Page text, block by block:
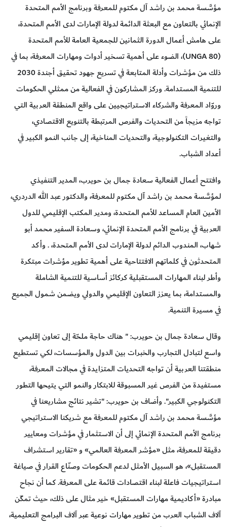
مؤسَّسة محمد بن راشد آل مكتوم للمعرفة وبرنامج الأمم المتحدة
الإنمائي بالتعاون مع البعثة الدائمة لدولة الإمارات لدى الأمم المتحدة،
على هامش أعمال الدورة الثمانين للجمعية العامة للأمم المتحدة
(UNGA 80)، الضوء على أهمية تسخير أدوات ومهارات المعرفة، بما في
ذلك من مؤشرات وأدلة المتابعة في تسريع جهود تحقيق أجندة 2030
للتنمية المستدامة. وركز المشاركون في الفعالية من ممثلي الحكومات
وروّاد المعرفة والشركاء الاستراتيجيين على واقع المنطقة العربية التي
تواجه مزيجاً من التحديات والفرص المرتبطة بالتنويع الاقتصادي،
والتغيرات التكنولوجية، والتحديات المناخية، إلى جانب النمو الكبير في
أعداد الشباب.
وافتتح أعمال الفعالية سعادة جمال بن حويرب، المدير التنفيذي
لمؤسَّسة محمد بن راشد آل مكتوم للمعرفة، والدكتور عبد الله الدردري،
الأمين العام المساعد للأمم المتحدة، ومدير المكتب الإقليمي للدول
العربية في برنامج الأمم المتحدة الإنمائي، وسعادة السفير محمد أبو
شهاب، المندوب الدائم لدولة الإمارات لدى الأمم المتحدة، . وأكد
المتحدثون في كلماتهم الافتتاحية على أهمية تطوير مؤشرات مبتكرة
وأطر لبناء المهارات المستقبلية كركائز أساسية للتنمية الشاملة
والمستدامة، بما يعزز التعاون الإقليمي والدولي ويضمن شمول الجميع
في مسيرة التنمية.
وقال سعادة جمال بن حويرب: " هناك حاجة ملحّة إلى تعاون إقليمي
واسع لتبادل التجارب والخبرات بين الدول والمؤسسات، لكي تستطيع
منطقتنا العربية أن تواجه التحديات المتزايدة في مجالات المعرفة،
مستفيدة من الفرص غير المسبوقة للابتكار والنمو التي يتيحها التطور
التكنولوجي الكبير". وأضاف بن حويرب: "تشير نتائج مشاريعنا في
مؤسَّسة محمد بن راشد آل مكتوم للمعرفة مع شريكنا الاستراتيجي
برنامج الأمم المتحدة الإنمائي إلى أن الاستثمار في مؤشرات ومعايير
دقيقة للمعرفة، مثل «مؤشر المعرفة العالمي» و «تقارير استشراف
المستقبل»، هو السبيل الأمثل لدعم الحكومات وصنّاع القرار في صياغة
استراتيجيات فاعلة لبناء اقتصادات قائمة على المعرفة. كما أن نجاح
مبادرة «أكاديمية مهارات المستقبل» خير مثال على ذلك، حيث تمكّن
آلاف الشباب العرب من تطوير مهارات نوعية عبر آلاف البرامج التعليمية،